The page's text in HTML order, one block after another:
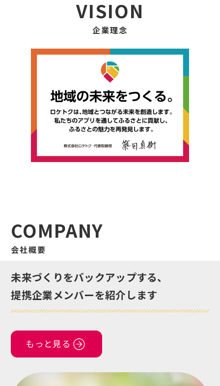
VISION
企業理念
COMPANY
会社概要
未来づくりをバックアップする、
提携企業メンバーを紹介します
もっと見る